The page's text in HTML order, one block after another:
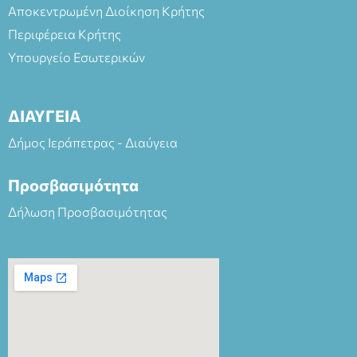
Αποκεντρωμένη Διοίκηση Κρήτης
Περιφέρεια Κρήτης
Υπουργείο Εσωτερικών
ΔΙΑΥΓΕΙΑ
Δήμος Ιεράπετρας - Διαύγεια
Προσβασιμότητα
Δήλωση Προσβασιμότητας